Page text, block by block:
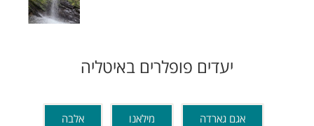
יעדים פופלרים באיטליה
אגם גארדה מילאנו אלבה